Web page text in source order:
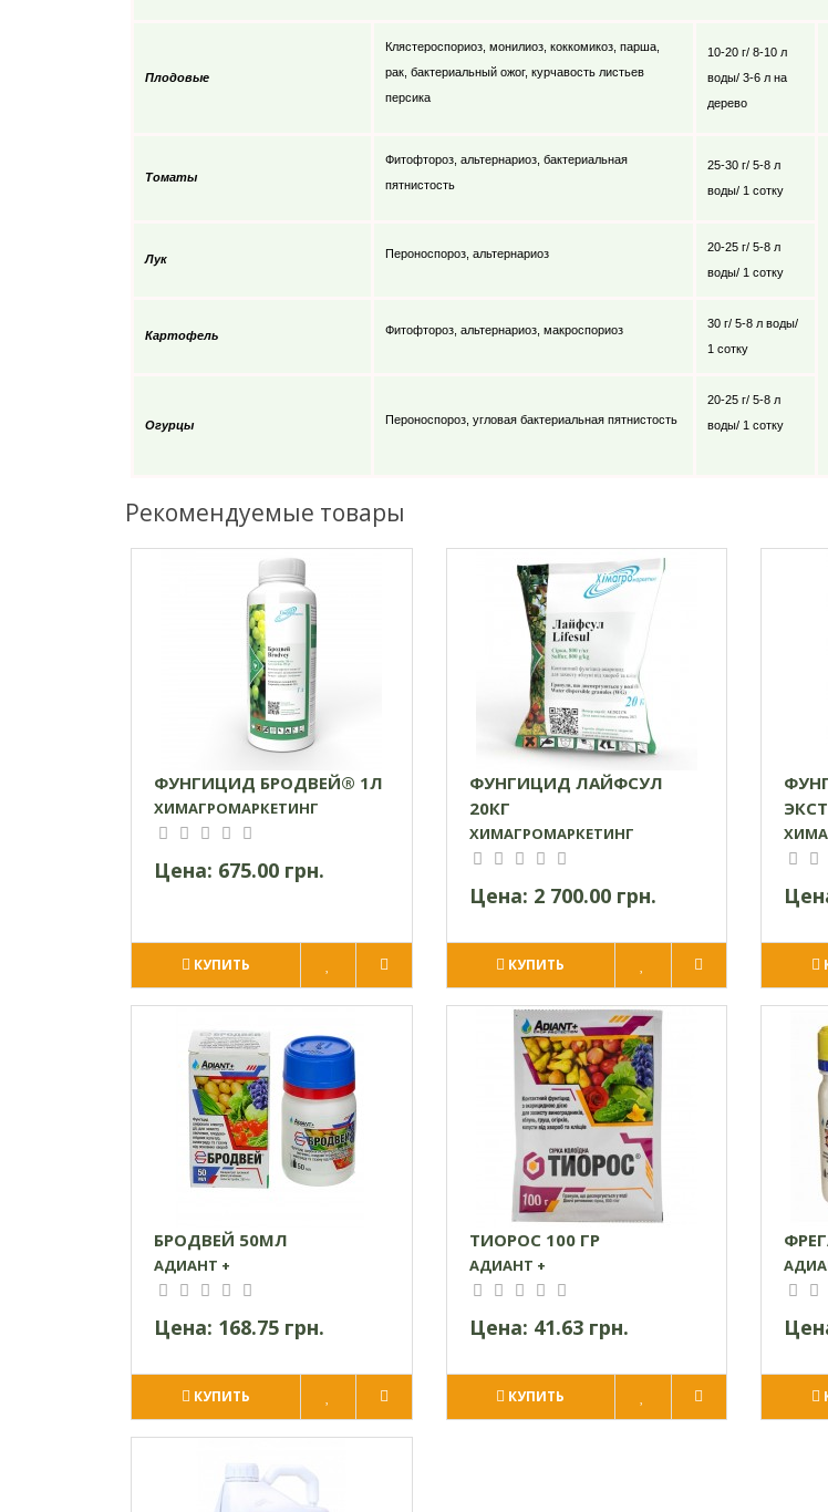
Плодовые
Клястероспориоз, монилиоз, коккомикоз, парша,
рак, бактериальный ожог, курчавость листьев
персика
10-20 г/ 8-10 л
воды/ 3-6 л на
дерево
Томаты
Фитофтороз, альтернариоз, бактериальная
пятнистость
25-30 г/ 5-8 л
воды/ 1 сотку
Лук Пероноспороз, альтернариоз
20-25 г/ 5-8 л
воды/ 1 сотку
Картофель Фитофтороз, альтернариоз, макроспориоз
30 г/ 5-8 л воды/
1 сотку
Огурцы Пероноспороз, угловая бактериальная пятнистость
20-25 г/ 5-8 л
воды/ 1 сотку
Рекомендуемые товары
ФУНГИЦИД БРОДВЕЙ® 1Л
ХИМАГРОМАРКЕТИНГ
Цена: 675.00 грн.
КУПИТЬ
ФУНГИЦИД ЛАЙФСУЛ
20КГ
ХИМАГРОМАРКЕТИНГ
Цена: 2 700.00 грн.
КУПИТЬ
БРОДВЕЙ 50МЛ
АДИАНТ +
Цена: 168.75 грн.
КУПИТЬ
ТИОРОС 100 ГР
АДИАНТ +
Цена: 41.63 грн.
КУПИТЬ